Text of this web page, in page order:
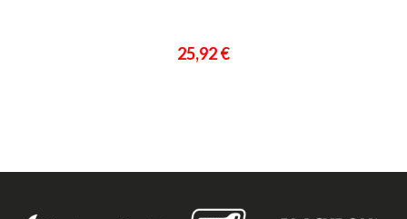
25,92 €